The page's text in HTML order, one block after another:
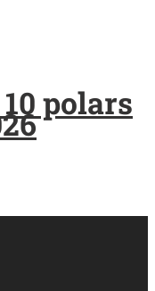
polars